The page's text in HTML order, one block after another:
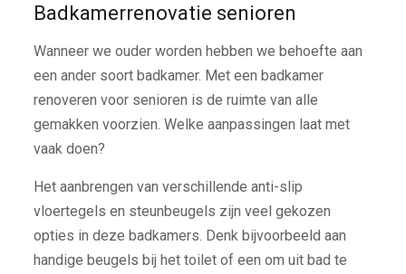
Badkamerrenovatie senioren
Wanneer we ouder worden hebben we behoefte aan
een ander soort badkamer. Met een badkamer
renoveren voor senioren is de ruimte van alle
gemakken voorzien. Welke aanpassingen laat met
vaak doen?
Het aanbrengen van verschillende anti-slip
vloertegels en steunbeugels zijn veel gekozen
opties in deze badkamers. Denk bijvoorbeeld aan
handige beugels bij het toilet of een om uit bad te